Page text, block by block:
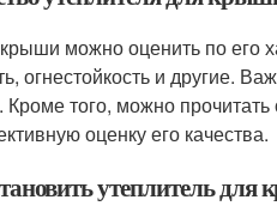
можно оценить по его
огнестойкость и другие.
того, можно
оценку его качества.
утеплитель